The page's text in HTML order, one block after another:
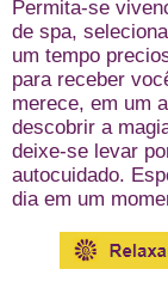
Permita-se
de spa,
um tempo
para receber
merece, em um
descobrir a
deixe-se levar
autocuidado.
dia em um